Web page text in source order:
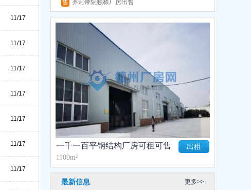
11/17
11/17
11/17
11/17
11/17
11/17
11/17
售 齐河带院独栋厂房出售
一千一百平钢结构厂房可租可售
1100m²
出租
最新信息 更多>>